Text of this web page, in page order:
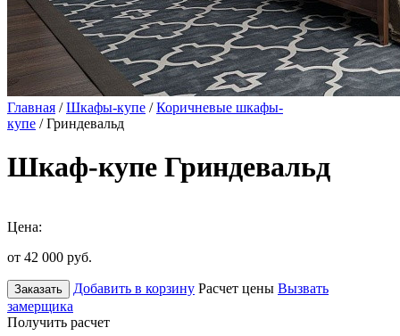
Главная /Шкафы-купе /Коричневые шкафы-
купе / Гриндевальд
Шкаф-купе Гриндевальд
Цена:
от 42 000 руб.
Заказать Добавить в корзину Расчет цены Вызвать
замерщика
Получить расчет